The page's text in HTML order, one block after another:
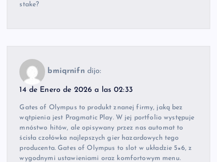
stake?
bmiqrnifn dijo:
14 de Enero de 2026 a las 02:33
Gates of Olympus to produkt znanej firmy, jaką bez
wątpienia jest Pragmatic Play. W jej portfolio występuje
mnóstwo hitów, ale opisywany przez nas automat to
ścisła czołówka najlepszych gier hazardowych tego
producenta. Gates of Olympus to slot w układzie 5×6, z
wygodnymi ustawieniami oraz komfortowym menu.